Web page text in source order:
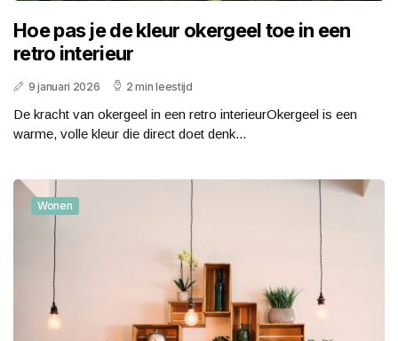
Hoe pas je de kleur okergeel toe in een
retro interieur
9 januari 2026 2 min leestijd
De kracht van okergeel in een retro interieurOkergeel is een
warme, volle kleur die direct doet denk...
Wonen